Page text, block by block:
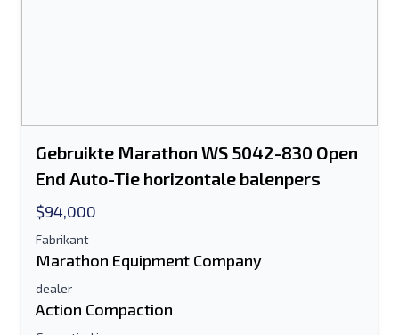
Gebruikte Marathon WS 5042-830 Open
End Auto-Tie horizontale balenpers
$94,000
Fabrikant
Marathon Equipment Company
dealer
Action Compaction